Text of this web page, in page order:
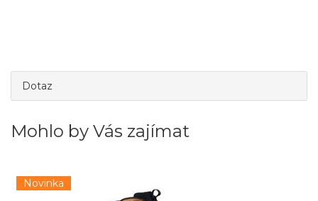
Dotaz
Mohlo by Vás zajímat
Novinka